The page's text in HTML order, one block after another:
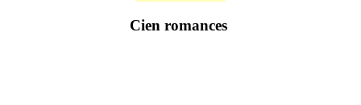
Cien romances